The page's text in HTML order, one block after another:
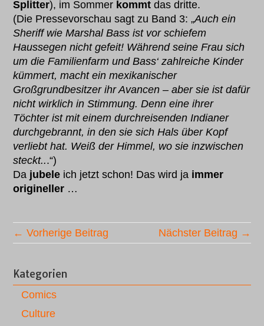
Splitter), im Sommer kommt das dritte.
(Die Pressevorschau sagt zu Band 3: „Auch ein
Sheriff wie Marshal Bass ist vor schiefem
Haussegen nicht gefeit! Während seine Frau sich
um die Familienfarm und Bass‘ zahlreiche Kinder
kümmert, macht ein mexikanischer
Großgrundbesitzer ihr Avancen – aber sie ist dafür
nicht wirklich in Stimmung. Denn eine ihrer
Töchter ist mit einem durchreisenden Indianer
durchgebrannt, in den sie sich Hals über Kopf
verliebt hat. Weiß der Himmel, wo sie inzwischen
steckt...“)
Da jubele ich jetzt schon! Das wird ja immer
origineller …
← Vorherige Beitrag Nächster Beitrag →
Kategorien
Comics
Culture